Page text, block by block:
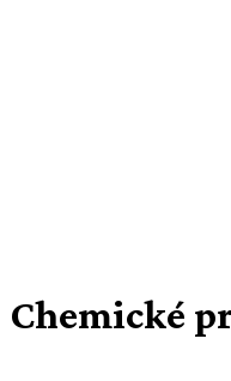
Chemické